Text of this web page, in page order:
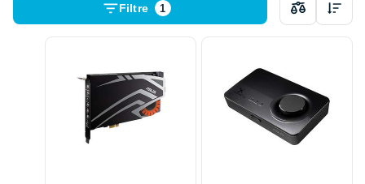
Filtre 1